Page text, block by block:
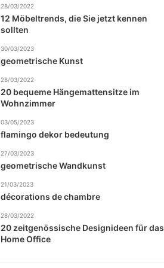
28/03/2022
12 Möbeltrends, die Sie jetzt kennen
sollten
30/03/2023
geometrische Kunst
28/03/2022
20 bequeme Hängemattensitze im
Wohnzimmer
03/05/2023
flamingo dekor bedeutung
27/03/2023
geometrische Wandkunst
21/03/2023
décorations de chambre
28/03/2022
20 zeitgenössische Designideen für das
Home Office